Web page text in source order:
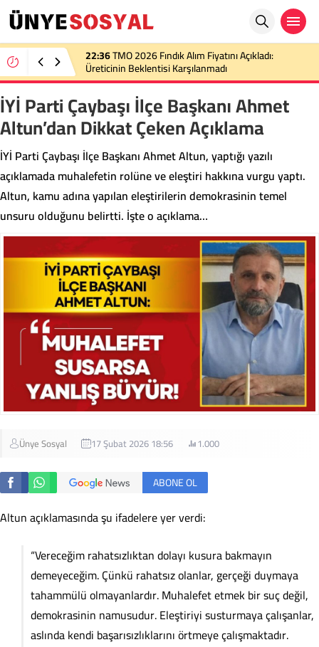
22:36TMO 2026 Fındık Alım Fiyatını Açıkladı:
Üreticinin Beklentisi Karşılanmadı
İYİ Parti Çaybaşı İlçe Başkanı Ahmet
Altun’dan Dikkat Çeken Açıklama
İYİ Parti Çaybaşı İlçe Başkanı Ahmet Altun, yaptığı yazılı
açıklamada muhalefetin rolüne ve eleştiri hakkına vurgu yaptı.
Altun, kamu adına yapılan eleştirilerin demokrasinin temel
unsuru olduğunu belirtti. İşte o açıklama…
Ünye Sosyal 17 Şubat 2026 18:56 1.000
ABONE OL
Altun açıklamasında şu ifadelere yer verdi:
“Vereceğim rahatsızlıktan dolayı kusura bakmayın
demeyeceğim. Çünkü rahatsız olanlar, gerçeği duymaya
tahammülü olmayanlardır. Muhalefet etmek bir suç değil,
demokrasinin namusudur. Eleştiriyi susturmaya çalışanlar,
aslında kendi başarısızlıklarını örtmeye çalışmaktadır.